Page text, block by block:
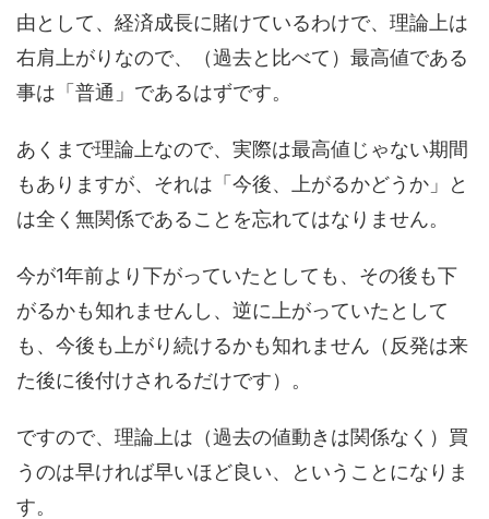
由として、経済成長に賭けているわけで、理論上は
右肩上がりなので、（過去と比べて）最高値である
事は「普通」であるはずです。
あくまで理論上なので、実際は最高値じゃない期間
もありますが、それは「今後、上がるかどうか」と
は全く無関係であることを忘れてはなりません。
今が1年前より下がっていたとしても、その後も下
がるかも知れませんし、逆に上がっていたとして
も、今後も上がり続けるかも知れません（反発は来
た後に後付けされるだけです）。
ですので、理論上は（過去の値動きは関係なく）買
うのは早ければ早いほど良い、ということになりま
す。